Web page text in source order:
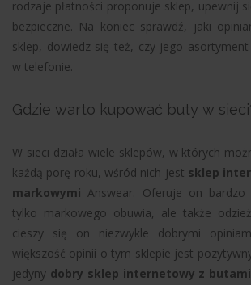
rodzaje płatności proponuje sklep, upewnij
bezpieczne. Na koniec sprawdź, jaki
sklep, dowiedz się też, czy jego
w telefonie.
Gdzie warto kupować buty w
W sieci działa wiele sklepów, w których
każdą porę roku, wśród nich jest sklep
markowymi Answear. Oferuje on
tylko markowego obuwia, ale także
cieszy się on niezwykle dobrymi
większość opinii o tym sklepie jest
jedyny dobry sklep internetowy z